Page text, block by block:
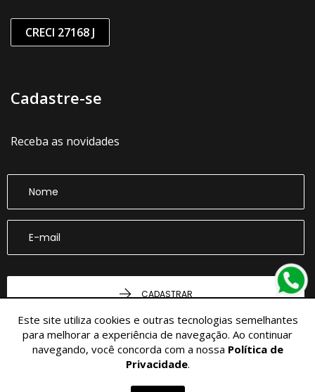
CRECI 27168 J
Cadastre-se
Receba as novidades
CADASTRAR
Este site utiliza cookies e outras tecnologias semelhantes
para melhorar a experiência de navegação. Ao continuar
navegando, você concorda com a nossa Política de
Privacidade.